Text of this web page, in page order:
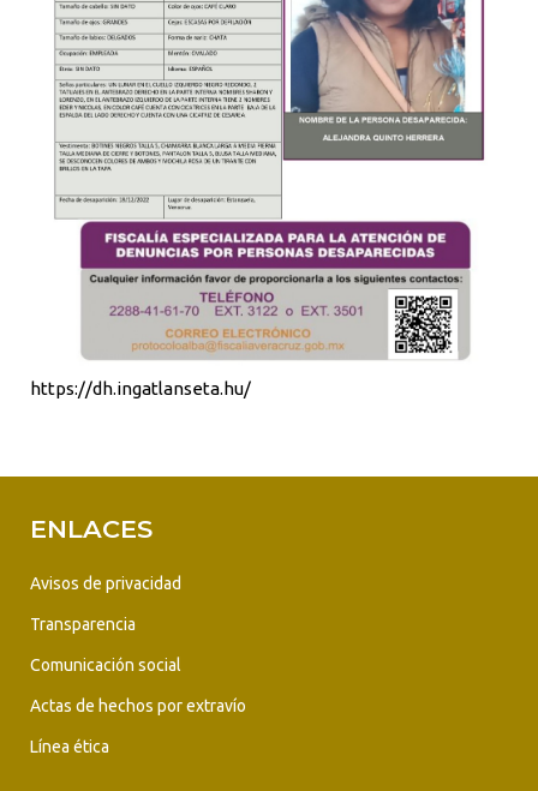
https://dh.ingatlanseta.hu/
ENLACES
Avisos de privacidad
Transparencia
Comunicación social
Actas de hechos por extravío
Línea ética